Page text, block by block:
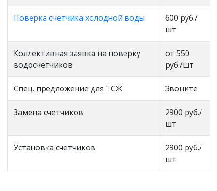
Поверка счетчика холодной воды
600 руб./
шт
Коллективная заявка на поверку
водосчетчиков
от 550
руб./шт
Спец. предложение для ТСЖ Звоните
Замена счетчиков
2900 руб./
шт
Установка счетчиков
2900 руб./
шт